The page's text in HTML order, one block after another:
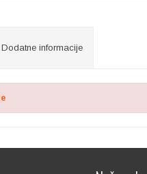
Dodatne informacije